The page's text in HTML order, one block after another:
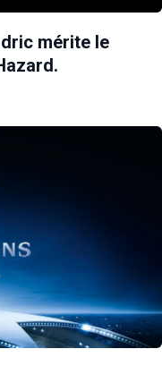
mérite le